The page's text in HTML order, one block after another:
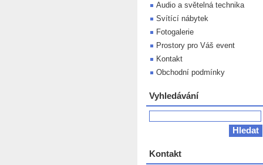
Audio a světelná technika
Svítící nábytek
Fotogalerie
Prostory pro Váš event
Kontakt
Obchodní podmínky
Vyhledávání
Kontakt